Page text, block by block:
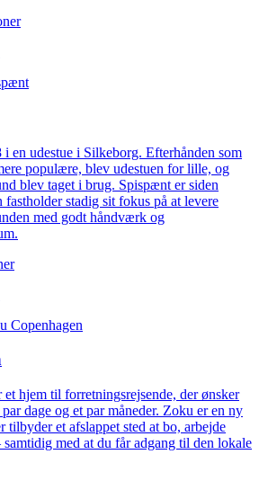
en udestue i Silkeborg. Efterhånden som
populære, blev udestuen for lille, og
blev taget i brug. Spispænt er siden
stadig sit fokus på at levere
med godt håndværk og
hjem til forretningsrejsende, der ønsker
dage og et par måneder. Zoku er en ny
tilbyder et afslappet sted at bo, arbejde
samtidig med at du får adgang til den lokale